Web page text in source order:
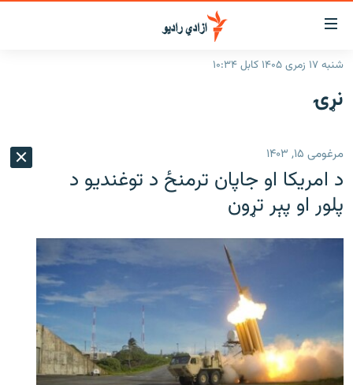
د
لاسرسۍ
وړ
لېنکونه
اصلي
ورتلل
اصلي
مېنو
ورتلل
پاڼې
مراجعه
راپورونه
سیمه
منځنی ختیځ
افغانستان
د خپرونو جدول
مرکې
ورزش
د کډوالۍ بحران
'کووېډ-۱۹'
اړیکه
شنبه ۱۷ زمری ۱۴۰۵ کابل ۱۰:۳۴
نړۍ
مرغومی ۱۵, ۱۴۰۳
د امریکا او جاپان ترمنځ د توغندیو د
پلور او پېر تړون